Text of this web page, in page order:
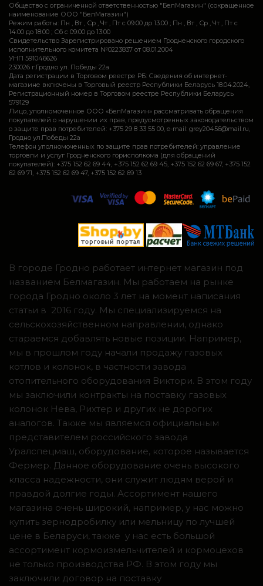
Общество с ограниченной ответственностью "БелМагазин" (сокращенное
наименование ООО "БелМагазин")
Режим работы: Пн , Вт , Ср , Чт , Пт c 09:00 до 13:00 ; Пн , Вт , Ср , Чт , Пт c
14:00 до 18:00 ; Сб c 09:00 до 13:00
Свидетельство Зарегистрировано решением Гродненского городского
исполнительного комитета №0223837 от 08.01.2004
УНП 591046626
230026 г.Гродно ул. Победы 22а
Дата регистрации в Торговом реестре РБ: Сведения об интернет-
магазине включены в Торговый реестр Республики Беларусь 18.04.2024,
Регистрационный номер в Торговом реестре Республики Беларусь
579129
Лицо, уполномоченное ООО «БелМагазин» рассматривать обращения
покупателей о нарушении их прав, предусмотренных законодательством
о защите прав потребителей: +375 29 8 33 55 00, e-mail: grey20456@mail.ru,
Гродно ул.Победы 22а
Телефон уполномоченных по защите прав потребителей: управление
торговли и услуг Гродненского горисполкома (для обращений
покупателей): +375 152 62 69 44, +375 152 62 69 45, +375 152 62 69 67, +375 152
62 69 71, +375 152 62 69 47, +375 152 62 69 13
В городе Гродно работает интернет магазин под
названием Белмагазин. Мы работаем на рынке
города Гродно около 3 лет на момент написания
статьи в 2016 году. Мы специализируемся на
сельскохозяйственном направлении, однако
стараемся добавлять новые позиции. Например,
мы в прошлом году начали продажу газовых
котлов и колонок, в частности завода
отопительного оборудования Виктори. В этом году
мы заключили контракты на поставку газовых
колонок Нева, Рихтер и других не дорогих
аналогов. Также мы являемся официальным
представителем российского завода
Уралспецмаш, оборудование, которое называется
Фермер. Данное оборудование очень высокого
класса надежности, они служит людям верой и
правдой долгие годы. Ассортимент нашего
магазина очень широкий, например, у нас можно
купить зернодробилку или мельницу по лучшей
цене в Беларуси, также у нас есть большой
ассортимент кормоизмельчителей и кормоцехов
не только производства РФ. В этом году мы
заключили договор на поставку